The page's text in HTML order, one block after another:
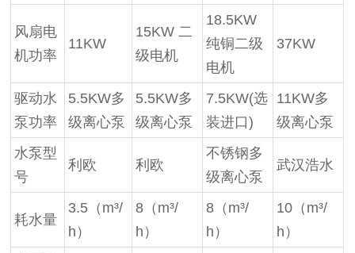
风扇电
机功率
11KW
15KW 二
级电机
18.5KW
纯铜二级
电机
37KW
驱动水
泵功率
5.5KW多
级离心泵
5.5KW多
级离心泵
7.5KW(选
装进口)
11KW多
级离心泵
水泵型
号
利欧 利欧
不锈钢多
级离心泵
武汉浩水
耗水量
3.5（m³/
h）
8（m³/
h）
8（m³/
h）
10（m³/
h）